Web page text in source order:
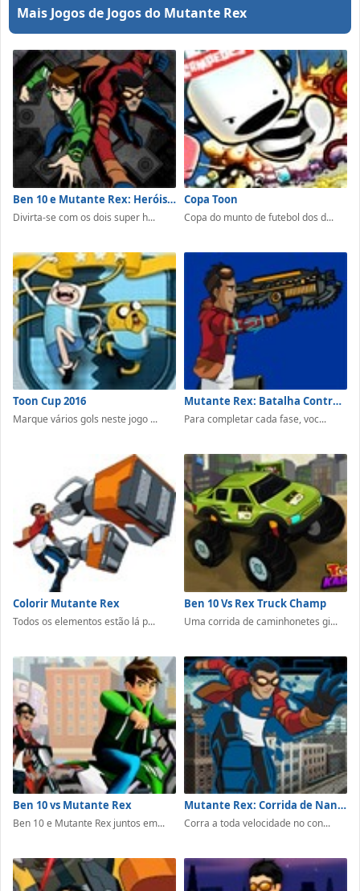
Mais Jogos de Jogos do Mutante Rex
Ben 10 e Mutante Rex: Heróis Unidos
Divirta-se com os dois super h...
Copa Toon
Copa do munto de futebol dos d...
Toon Cup 2016
Marque vários gols neste jogo ...
Mutante Rex: Batalha Contra Dinossauros
Para completar cada fase, voc...
Colorir Mutante Rex
Todos os elementos estão lá p...
Ben 10 Vs Rex Truck Champ
Uma corrida de caminhonetes gi...
Ben 10 vs Mutante Rex
Ben 10 e Mutante Rex juntos em...
Mutante Rex: Corrida de Nanites
Corra a toda velocidade no con...